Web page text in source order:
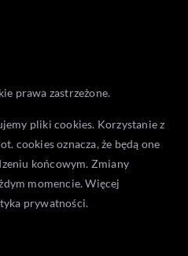
prawa zastrzeżone.
pliki cookies. Korzystanie z
cookies oznacza, że będą one
końcowym. Zmiany
momencie. Więcej
prywatności.